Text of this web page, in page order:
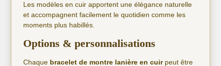
Les modèles en cuir apportent une élégance naturelle
et accompagnent facilement le quotidien comme les
moments plus habillés.
Options & personnalisations
Chaque bracelet de montre lanière en cuirpeut être